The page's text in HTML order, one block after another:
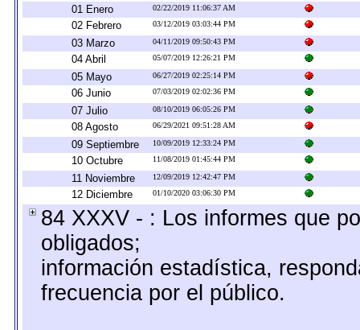
01 Enero 02/22/2019 11:06:37 AM
02 Febrero 03/12/2019 03:03:44 PM
03 Marzo 04/11/2019 09:50:43 PM
04 Abril 05/07/2019 12:26:21 PM
05 Mayo 06/27/2019 02:25:14 PM
06 Junio 07/03/2019 02:02:36 PM
07 Julio 08/10/2019 06:05:26 PM
08 Agosto 06/29/2021 09:51:28 AM
09 Septiembre 10/09/2019 12:33:24 PM
10 Octubre 11/08/2019 01:45:44 PM
11 Noviembre 12/09/2019 12:42:47 PM
12 Diciembre 01/10/2020 03:06:30 PM
84 XXXV - : Los informes que
obligados;
información estadística,
frecuencia por el público.